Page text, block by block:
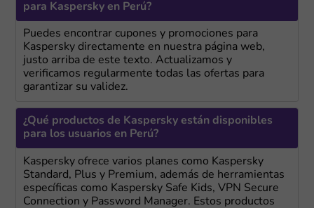
para Kaspersky en Perú?
Puedes encontrar cupones y promociones para
Kaspersky directamente en nuestra página web,
justo arriba de este texto. Actualizamos y
verificamos regularmente todas las ofertas para
garantizar su validez.
¿Qué productos de Kaspersky están disponibles
para los usuarios en Perú?
Kaspersky ofrece varios planes como Kaspersky
Standard, Plus y Premium, además de herramientas
específicas como Kaspersky Safe Kids, VPN Secure
Connection y Password Manager. Estos productos